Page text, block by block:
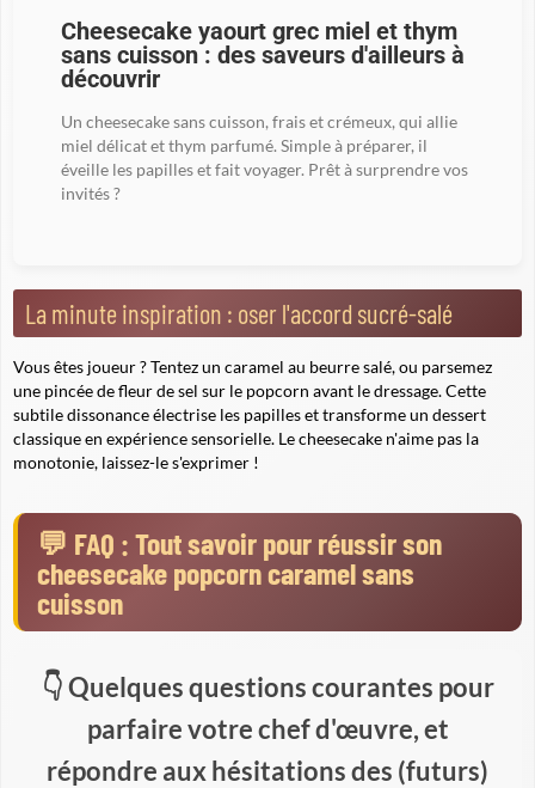
Cheesecake yaourt grec miel et thym
sans cuisson : des saveurs d'ailleurs à
découvrir
Un cheesecake sans cuisson, frais et crémeux, qui allie
miel délicat et thym parfumé. Simple à préparer, il
éveille les papilles et fait voyager. Prêt à surprendre vos
invités ?
La minute inspiration : oser l'accord sucré-salé
Vous êtes joueur ? Tentez un caramel au beurre salé, ou parsemez
une pincée de fleur de sel sur le popcorn avant le dressage. Cette
subtile dissonance électrise les papilles et transforme un dessert
classique en expérience sensorielle. Le cheesecake n'aime pas la
monotonie, laissez-le s'exprimer !
FAQ : Tout savoir pour réussir son
cheesecake popcorn caramel sans
cuisson
Quelques questions courantes pour
parfaire votre chef d'œuvre, et
répondre aux hésitations des (futurs)